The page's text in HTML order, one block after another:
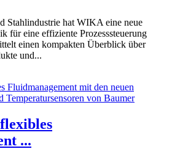
Stahlindustrie hat WIKA eine neue
für eine effiziente Prozesssteuerung
einen kompakten Überblick über
und...
...